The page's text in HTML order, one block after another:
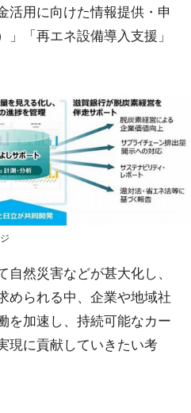
活用に向けた情報提供・申
「再エネ設備導入支援」
然災害などが甚大化し、
められる中、企業や地域社
を加速し、持続可能なカー
現に貢献していきたい考